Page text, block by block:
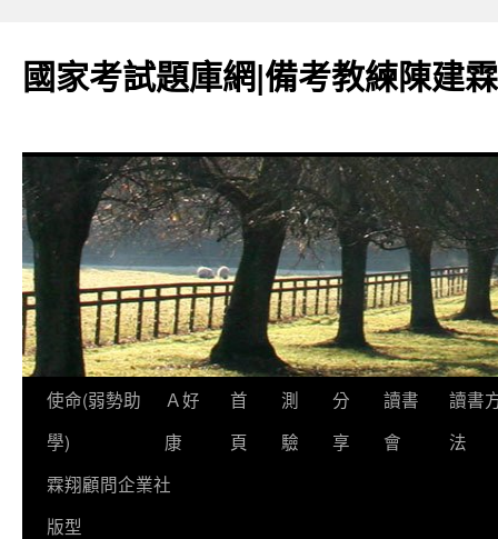
國家考試題庫網|備考教練陳建霖
跳使命(弱勢助
學)
Ａ好
康
首
頁
測
驗
分
享
讀書
會
讀書
法
霖翔顧問企業社
版型